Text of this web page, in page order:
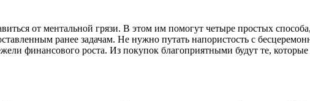
от ментальной грязи. В этом им помогут четыре простых
ранее задачам. Не нужно путать напористость с
финансового роста. Из покупок благоприятными будут те,